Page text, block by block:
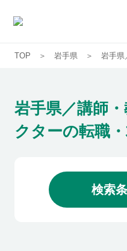
求人一覧
企業一覧
お気に入
TOP 岩手県 岩手県
岩手県／講師
クターの転職
検索